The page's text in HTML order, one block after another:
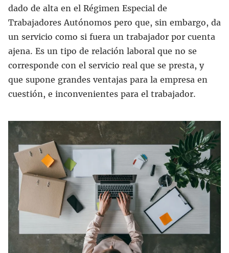
dado de alta en el Régimen Especial de
Trabajadores Autónomos pero que, sin embargo, da
un servicio como si fuera un trabajador por cuenta
ajena. Es un tipo de relación laboral que no se
corresponde con el servicio real que se presta, y
que supone grandes ventajas para la empresa en
cuestión, e inconvenientes para el trabajador.